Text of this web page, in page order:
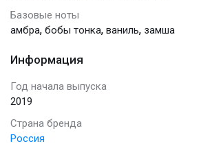
Базовые ноты
амбра, бобы тонка, ваниль, замша
Информация
Год начала выпуска
2019
Страна бренда
Россия